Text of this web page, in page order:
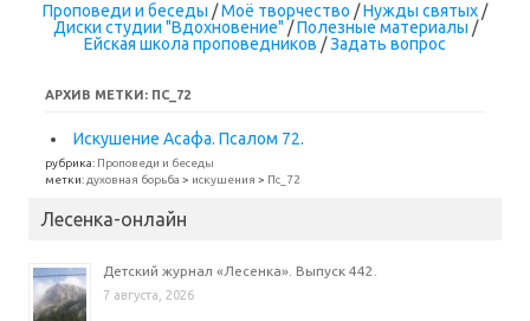
Проповеди и беседы /Моё творчество /Нужды святых /
Диски студии "Вдохновение" /Полезные материалы /
Ейская школа проповедников /Задать вопрос
АРХИВ МЕТКИ: ПС_72
Искушение Асафа. Псалом 72.
рубрика: Проповеди и беседы
метки: духовная борьба > искушения > Пс_72
Лесенка-онлайн
Детский журнал «Лесенка». Выпуск 442.
7 августа, 2026